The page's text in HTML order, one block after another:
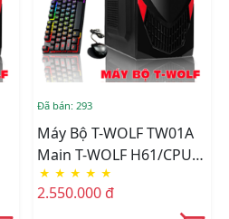
Đã bán: 293
Máy Bộ T-WOLF TW01A
Main T-WOLF H61/CPU
Intel Core I3-3240/Ram
DDR3 8GB/1600/SSD T-
★ ★ ★ ★ ★
2.550.000 đ